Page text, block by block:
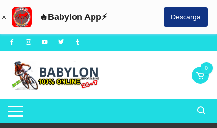
🔥Babylon App⚡ Descarga
Saltar
al
contenido
0